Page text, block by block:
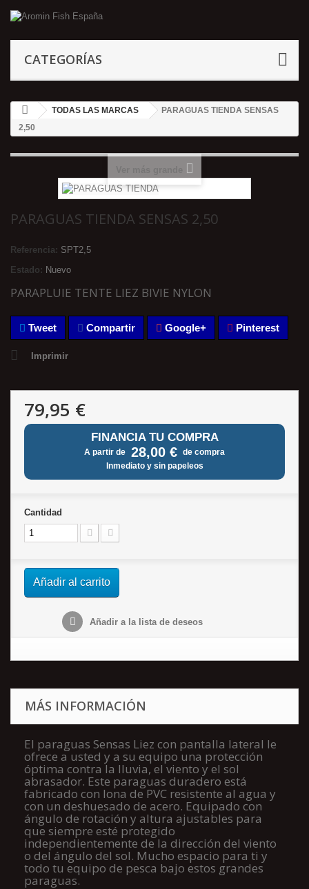
CATEGORÍAS
TODAS LAS MARCAS
PARAGUAS TIENDA SENSAS
2,50
PARAGUAS TIENDA SENSAS 2,50
Referencia: SPT2,5
Estado: Nuevo
PARAPLUIE TENTE LIEZ BIVIE NYLON
Tweet Compartir Google+ Pinterest
Imprimir
79,95 €
FINANCIA TU COMPRA
A partir de 28,00 € de compra
Inmediato y sin papeleos
Cantidad
Añadir al carrito
Añadir a la lista de deseos
MÁS INFORMACIÓN
El paraguas Sensas Liez con pantalla lateral le
ofrece a usted y a su equipo una protección
óptima contra la lluvia, el viento y el sol
abrasador. Este paraguas duradero está
fabricado con lona dePVC resistente al agua y
con un deshuesado de acero. Equipado con
ángulo de rotación y altura ajustables para
que siempre esté protegido
independientemente de la dirección del viento
o del ángulo del sol. Mucho espacio para ti y
todo tu equipo de pesca bajo estos grandes
paraguas.